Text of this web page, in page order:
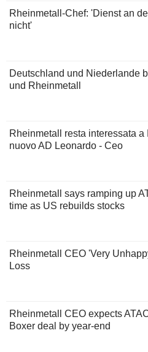
Rheinmetall-Chef: 'Dienst an
nicht'
Deutschland und Niederlande
und Rheinmetall
Rheinmetall resta interessata
nuovo AD Leonardo - Ceo
Rheinmetall says ramping up
time as US rebuilds stocks
Rheinmetall CEO 'Very
Loss
Rheinmetall CEO expects
Boxer deal by year-end